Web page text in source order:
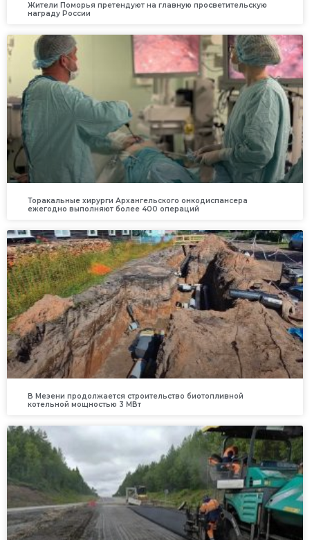
Жители Поморья претендуют на главную просветительскую
награду России
Торакальные хирурги Архангельского онкодиспансера
ежегодно выполняют более 400 операций
В Мезени продолжается строительство биотопливной
котельной мощностью 3 МВт